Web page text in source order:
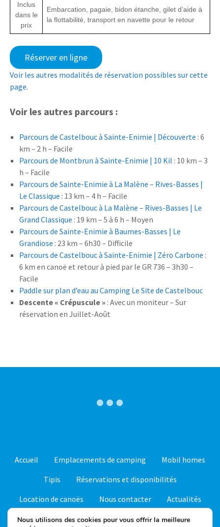
Inclus
dans le
prix
Embarcation, pagaie, bidon étanche, gilet d’aide à
la flottabilité, transport en navette pour le retour
Réserver en ligne
Voir les autres modalités de réservation possibles sur cette
page.
Voir les autres parcours :
Parcours de Castelbouc à Sainte-Enimie | Découverte : 6
km – 2 h – Facile
Parcours de Montbrun à Sainte-Enimie | 10 Kil : 10 km – 3
h – Facile
Parcours de Sainte-Enimie à La Malène – Rives-Basses |
Le Classique : 13 km – 4 h – Facile
Parcours de Castelbouc à La Malène – Rives-Basses | Le
Grand Classique : 19 km – 5 à 6 h – Moyen
Parcours de Sainte-Enimie à Baumes-Basses | Le
Grandiose : 23 km – 6h30 – Difficile
Parcours de Castelbouc à Sainte-Enimie | Zéro Carbone :
6 km en canoë et retour à pied par le GR 736 – 3h30 –
Facile
Paddle sur plan d’eau au Camping Le Site de Castelbouc
Descente « Crépuscule » : Avec un moniteur – Sur
réservation en Juillet-Août
Accueil Emplacements de camping
Mobil homes
Tipis
Réservations et disponibilités
Location de canoës
Nous contacter
Actualités
FAQ – Questions fréquentes
Nous utilisons des cookies pour vous offrir la meilleure
ES
SV